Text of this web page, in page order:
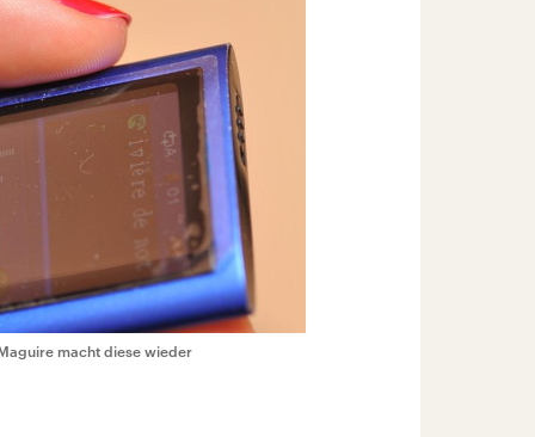
macht diese wieder